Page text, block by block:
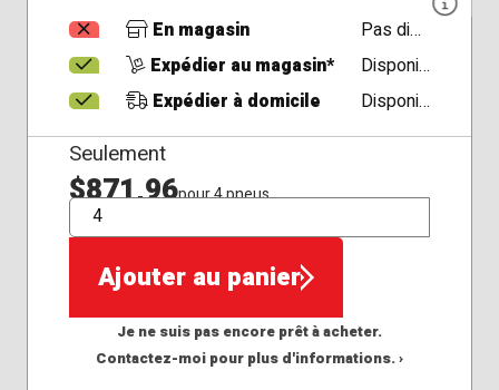
En magasin
Pas disponible
Expédier au magasin*
Disponible
Expédier à domicile
Disponible
Seulement
$871,96pour 4 pneus
QTÉ
Ajouter au panier
Je ne suis pas encore prêt à acheter.
Contactez-moi pour plus d'informations. ›